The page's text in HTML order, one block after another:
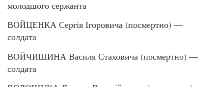
молодшого сержанта
ВОЙЦЕНКА Сергія Ігоровича (посмертно) —
солдата
ВОЙЧИШИНА Василя Стаховича (посмертно) —
солдата